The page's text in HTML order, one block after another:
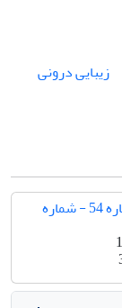
زیبایی درونی
دوره 14، شماره 54 - شماره